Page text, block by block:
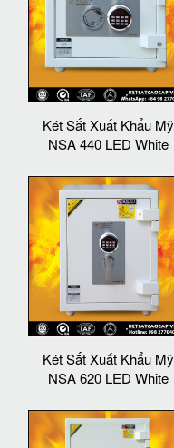
Két Sắt Xuất Khẩu Mỹ
NSA 440 LED White
Két Sắt Xuất Khẩu Mỹ
NSA 620 LED White